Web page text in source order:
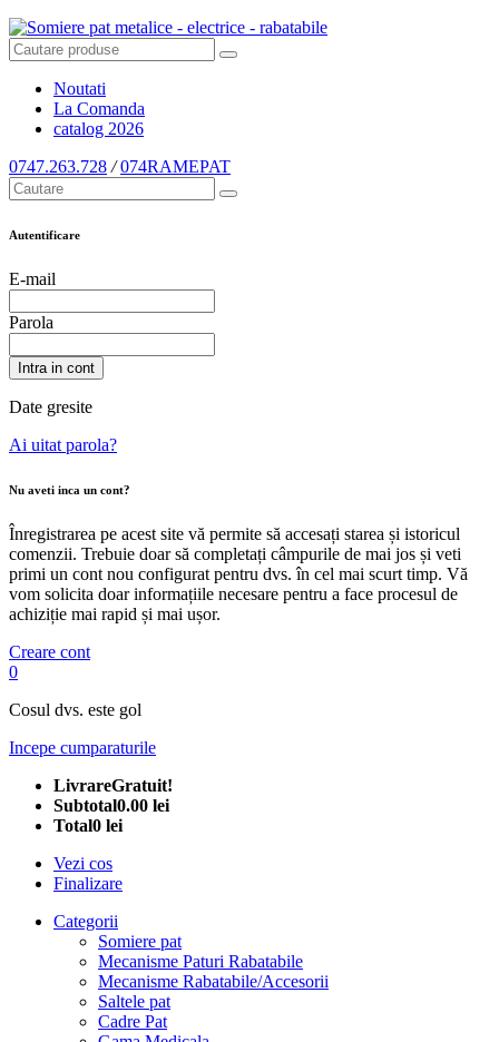
Noutati
La Comanda
catalog 2026
0747.263.728 / 074RAMEPAT
Autentificare
E-mail
Parola
Intra in cont
Date gresite
Ai uitat parola?
Nu aveti inca un cont?
Înregistrarea pe acest site vă permite să accesați starea și istoricul
comenzii. Trebuie doar să completați câmpurile de mai jos și veti
primi un cont nou configurat pentru dvs. în cel mai scurt timp. Vă
vom solicita doar informațiile necesare pentru a face procesul de
achiziție mai rapid și mai ușor.
Creare cont
0
Cosul dvs. este gol
Incepe cumparaturile
LivrareGratuit!
Subtotal0.00 lei
Total0 lei
Vezi cos
Finalizare
Categorii
Somiere pat
Mecanisme Paturi Rabatabile
Mecanisme Rabatabile/Accesorii
Saltele pat
Cadre Pat